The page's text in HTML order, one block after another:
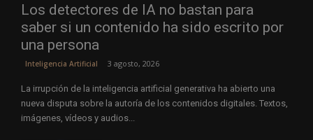
Los detectores de IA no bastan para
saber si un contenido ha sido escrito por
una persona
Inteligencia Artificial 3 agosto, 2026
La irrupción de la inteligencia artificial generativa ha abierto una
nueva disputa sobre la autoría de los contenidos digitales. Textos,
imágenes, vídeos y audios...